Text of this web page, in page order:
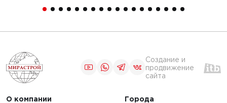
Создание и
продвижение
сайта
О компании Города